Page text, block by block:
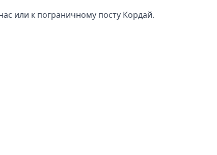
или к пограничному посту Кордай.